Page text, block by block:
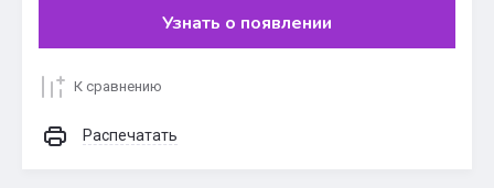
Узнать о появлении
К сравнению
Распечатать